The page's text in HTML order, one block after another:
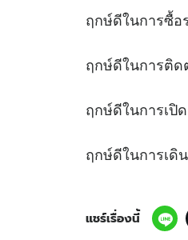
ฤกษ์ดีในการ
ฤกษ์ดีในการติ
ฤกษ์ดีในการเ
ฤกษ์ดีในการ
แชร์เรื่องนี้